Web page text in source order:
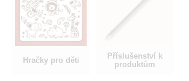
Hračky pro děti
Příslušenství k
produktům